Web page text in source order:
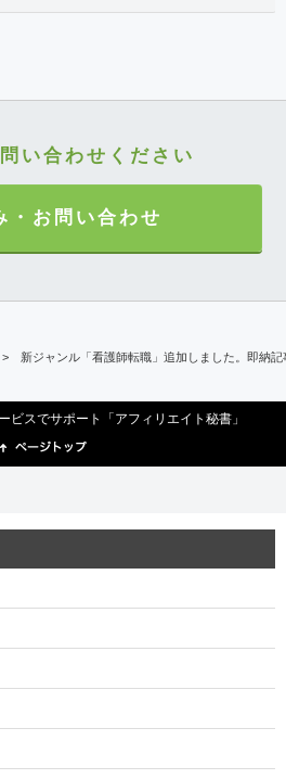
い合わせください
・お問い合わせ
新ジャンル「看護師転職」追加しました。即納
ビスでサポート「アフィリエイト秘書」